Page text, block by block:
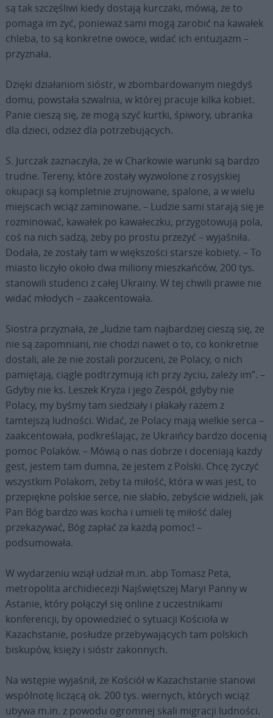
są tak szczęśliwi kiedy dostają kurczaki, mówią, że to
pomaga im żyć, ponieważ sami mogą zarobić na kawałek
chleba, to są konkretne owoce, widać ich entuzjazm –
przyznała.
Dzięki działaniom sióstr, w zbombardowanym niegdyś
domu, powstała szwalnia, w której pracuje kilka kobiet.
Panie cieszą się, że mogą szyć kurtki, śpiwory, ubranka
dla dzieci, odzież dla potrzebujących.
S. Jurczak zaznaczyła, że w Charkowie warunki są bardzo
trudne. Tereny, które zostały wyzwolone z rosyjskiej
okupacji są kompletnie zrujnowane, spalone, a w wielu
miejscach wciąż zaminowane. – Ludzie sami starają się je
rozminować, kawałek po kawałeczku, przygotowują pola,
coś na nich sadzą, żeby po prostu przeżyć – wyjaśniła.
Dodała, że zostały tam w większości starsze kobiety. – To
miasto liczyło około dwa miliony mieszkańców, 200 tys.
stanowili studenci z całej Ukrainy. W tej chwili prawie nie
widać młodych – zaakcentowała.
Siostra przyznała, że „ludzie tam najbardziej cieszą się, że
nie są zapomniani, nie chodzi nawet o to, co konkretnie
dostali, ale że nie zostali porzuceni, że Polacy, o nich
pamiętają, ciągle podtrzymują ich przy życiu, zależy im”. –
Gdyby nie ks. Leszek Kryża i jego Zespół, gdyby nie
Polacy, my byśmy tam siedziały i płakały razem z
tamtejszą ludności. Widać, że Polacy mają wielkie serca –
zaakcentowała, podkreślając, że Ukraińcy bardzo docenią
pomoc Polaków. – Mówią o nas dobrze i doceniają każdy
gest, jestem tam dumna, że jestem z Polski. Chcę życzyć
wszystkim Polakom, żeby ta miłość, która w was jest, to
przepiękne polskie serce, nie słabło, żebyście widzieli, jak
Pan Bóg bardzo was kocha i umieli tę miłość dalej
przekazywać, Bóg zapłać za każdą pomoc! –
podsumowała.
W wydarzeniu wziął udział m.in. abp Tomasz Peta,
metropolita archidiecezji Najświętszej Maryi Panny w
Astanie, który połączył się online z uczestnikami
konferencji, by opowiedzieć o sytuacji Kościoła w
Kazachstanie, posłudze przebywających tam polskich
biskupów, księży i sióstr zakonnych.
Na wstępie wyjaśnił, że Kościół w Kazachstanie stanowi
wspólnotę liczącą ok. 200 tys. wiernych, których wciąż
ubywa m.in. z powodu ogromnej skali migracji ludności.